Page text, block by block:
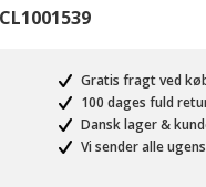
CL1001539
Gratis fragt ved
100 dages fuld
Dansk lager &
Vi sender alle